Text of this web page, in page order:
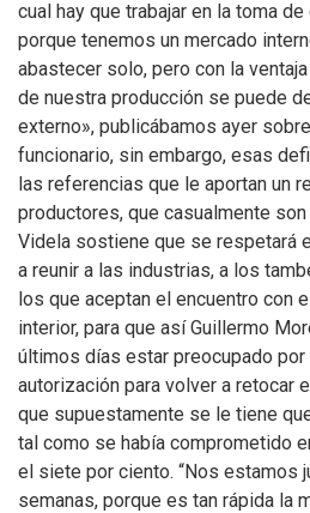
cual hay que trabajar en la toma
porque tenemos un mercado
abastecer solo, pero con la
de nuestra producción se puede
externo», publicábamos ayer
funcionario, sin embargo, esas
las referencias que le aportan un
productores, que casualmente
Videla sostiene que se respetará
a reunir a las industrias, a los
los que aceptan el encuentro con
interior, para que así Guillermo
últimos días estar preocupado por
autorización para volver a retocar
que supuestamente se le tiene
tal como se había comprometido
el siete por ciento. “Nos estamos
semanas, porque es tan rápida la